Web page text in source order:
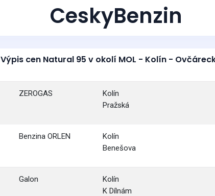
CeskyBenzin
Výpis cen Natural 95 v okolí MOL - Kolín -
ZEROGAS
Kolín
Pražská
Benzina ORLEN
Kolín
Benešova
Galon
Kolín
K Dílnám